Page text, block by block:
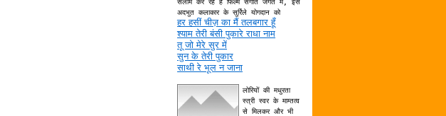
अदभुत कलाकार के सुर्रिले योगदान को
हर हसीं चीज़ का मैं तलबगार हूँ
श्याम तेरी बंसी पुकारे राधा नाम
तू जो मेरे सुर में
सुन के तेरी पुकार
साथी रे भूल न जाना
लोरियों की मधुरता
स्त्री स्वर के माम्तत्व
से मिलकर और भी